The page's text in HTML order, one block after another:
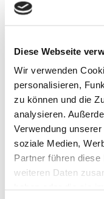
Diese Webseite
Wir verwenden
personalisieren,
zu können und die
analysieren.
Verwendung
soziale Medien,
Partner führen
weiteren Daten
Für
Zu